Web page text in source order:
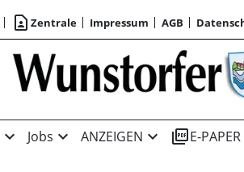
contact_page Zentrale Impressum AGB
expand_more Jobs expand_more ANZEIGEN expand_more picture_as_pdfE-PAPER